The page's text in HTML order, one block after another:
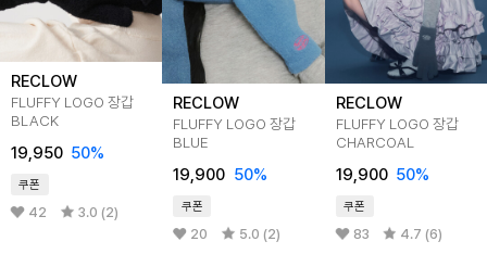
RECLOW
FLUFFY LOGO 장갑
BLACK
19,950 50%
쿠폰
42 3.0 (2)
RECLOW
FLUFFY LOGO 장갑
BLUE
19,900 50%
쿠폰
20 5.0 (2)
RECLOW
FLUFFY LOGO 장갑
CHARCOAL
19,900 50%
쿠폰
83 4.7 (6)